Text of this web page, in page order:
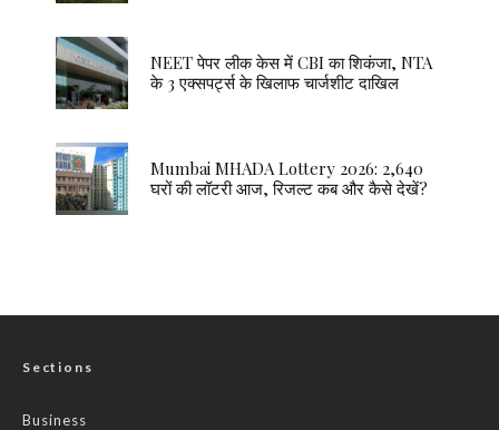
NEET पेपर लीक केस में CBI का शिकंजा, NTA
के 3 एक्सपर्ट्स के खिलाफ चार्जशीट दाखिल
Mumbai MHADA Lottery 2026: 2,640
घरों की लॉटरी आज, रिजल्ट कब और कैसे देखें?
Sections
Business